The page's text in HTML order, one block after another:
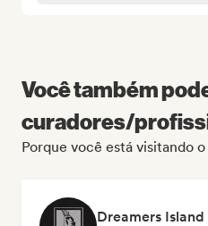
Você também
curadores/
Porque você está visitando
Dreamers